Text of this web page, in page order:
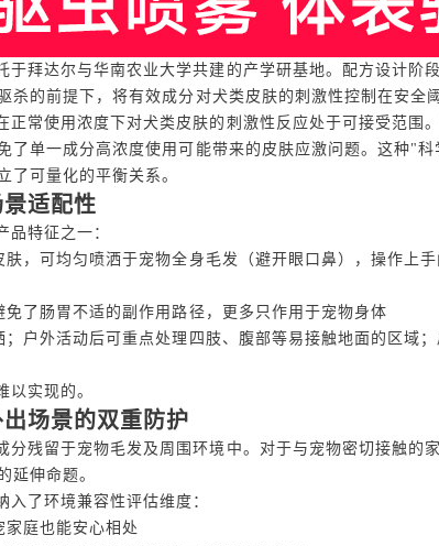
于拜达尔与华南农业大学共建的产学研基地。配方设计阶
的前提下，将有效成分对犬类皮肤的刺激性控制在安全
正常使用浓度下对犬类皮肤的刺激性反应处于可接受范围
了单一成分高浓度使用可能带来的皮肤应激问题。这种"
了可量化的平衡关系。
适配性
品特征之一：
肤，可均匀喷洒于宠物全身毛发（避开眼口鼻），操作上
免了肠胃不适的副作用路径，更多只作用于宠物身体
；户外活动后可重点处理四肢、腹部等易接触地面的区域
以实现的。
场景的双重防护
分残留于宠物毛发及周围环境中。对于与宠物密切接触的
延伸命题。
了环境兼容性评估维度：
家庭也能安心相处